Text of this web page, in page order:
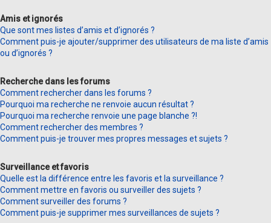
Amis et ignorés
Que sont mes listes d’amis et d’ignorés ?
Comment puis-je ajouter/supprimer des utilisateurs de ma liste d’amis
ou d’ignorés ?
Recherche dans les forums
Comment rechercher dans les forums ?
Pourquoi ma recherche ne renvoie aucun résultat ?
Pourquoi ma recherche renvoie une page blanche ?!
Comment rechercher des membres ?
Comment puis-je trouver mes propres messages et sujets ?
Surveillance et favoris
Quelle est la différence entre les favoris et la surveillance ?
Comment mettre en favoris ou surveiller des sujets ?
Comment surveiller des forums ?
Comment puis-je supprimer mes surveillances de sujets ?